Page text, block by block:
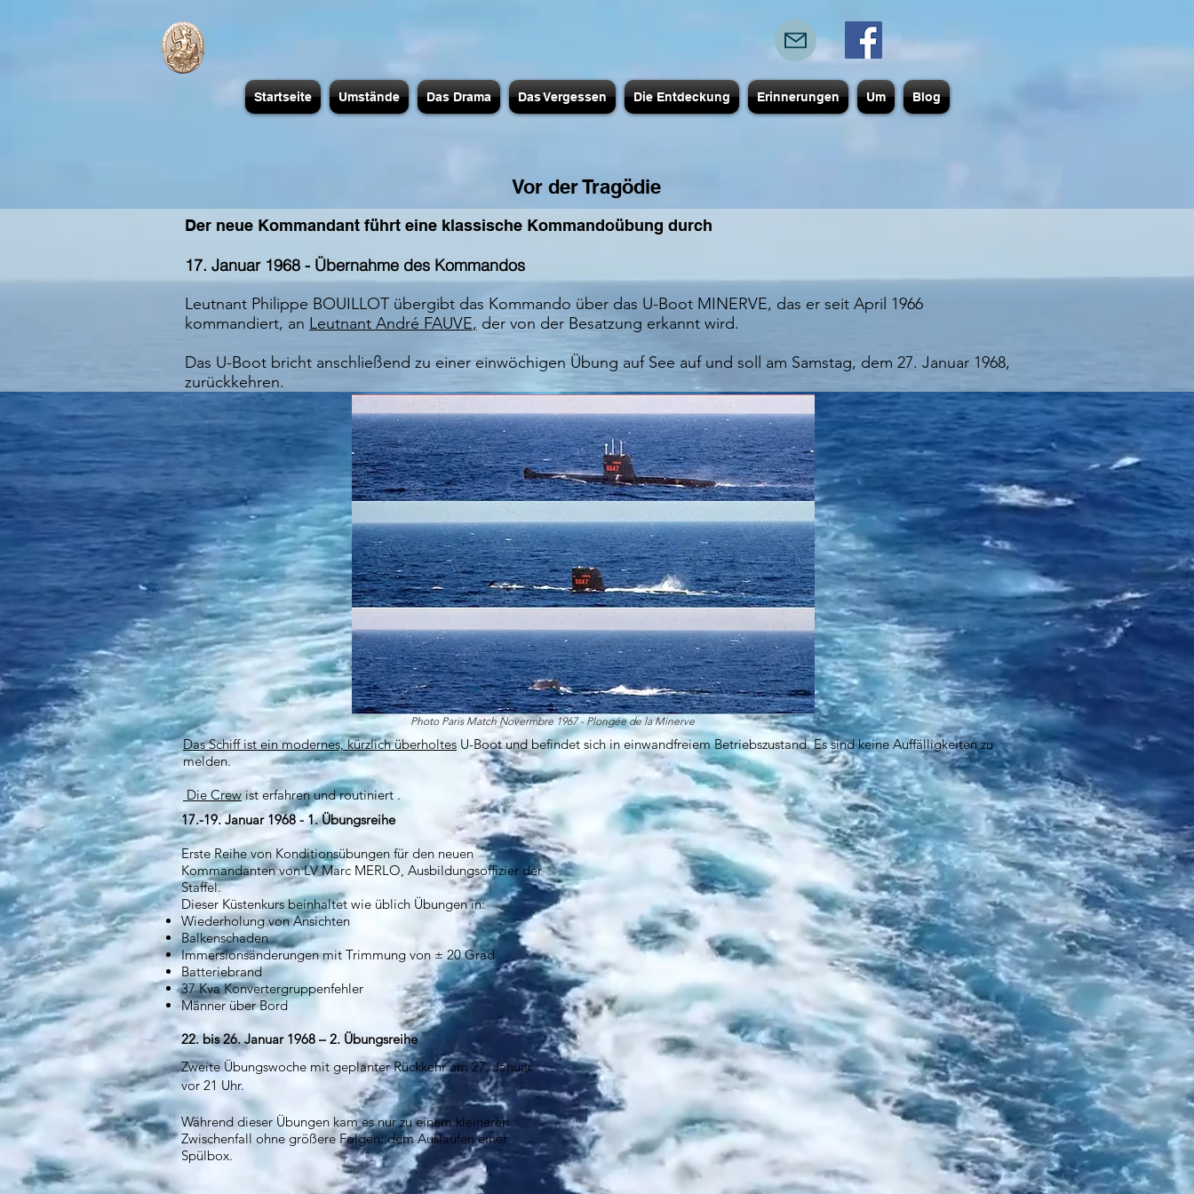
Startseite Umstände Das Drama Das Vergessen Die Entdeckung Erinnerungen Um Blog
Vor der Tragödie
Der neue Kommandant führt eine klassische Kommandoübung durch
17. Januar 1968 - Übernahme des Kommandos
Leutnant Philippe BOUILLOT übergibt das Kommando über das U-Boot MINERVE, das er seit April 1966
kommandiert, an Leutnant André FAUVE, der von der Besatzung erkannt wird.
Das U-Boot bricht anschließend zu einer einwöchigen Übung auf See auf und soll am Samstag, dem 27. Januar 1968,
zurückkehren.
Photo Paris Match Novermbre 1967 - Plongée de la Minerve
Das Schiff ist ein modernes, kürzlich überholtes U-Boot und befindet sich in einwandfreiem Betriebszustand. Es sind keine Auffälligkeiten zu
melden.
Die Crewist erfahren und routiniert .
17.-19. Januar 1968 - 1. Übungsreihe
Erste Reihe von Konditionsübungen für den neuen
Kommandanten von LV Marc MERLO, Ausbildungsoffizier der
Staffel.
Dieser Küstenkurs beinhaltet wie üblich Übungen in:
Wiederholung von Ansichten
Balkenschaden
Immersionsänderungen mit Trimmung von ± 20 Grad
Batteriebrand
37 Kva Konvertergruppenfehler
Männer über Bord
22. bis 26. Januar 1968 – 2. Übungsreihe
Zweite Übungswoche mit geplanter Rückkehr am 27. Januar
vor 21 Uhr.
Während dieser Übungen kam es nur zu einem kleineren
Zwischenfall ohne größere Folgen: dem Auslaufen einer
Spülbox.